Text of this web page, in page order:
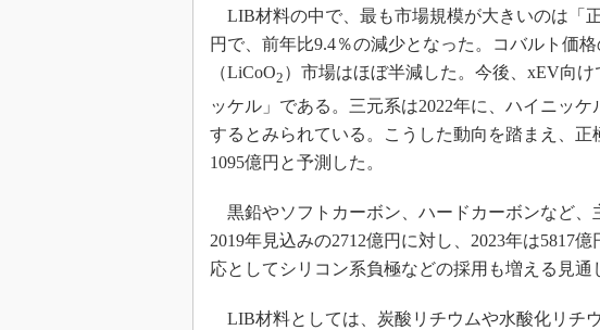
LIB材料の中で、最も市場規模が大きいのは「
円で、前年比9.4％の減少となった。コバルト価
（LiCoO2 ）市場はほぼ半減した。今後、xEV向
ッケル」である。三元系は2022年に、ハイニッ
するとみられている。こうした動向を踏まえ、正
1095億円と予測した。
黒鉛やソフトカーボン、ハードカーボンなど、
2019年見込みの2712億円に対し、2023年は5817
応としてシリコン系負極などの採用も増える見通
LIB材料としては、炭酸リチウムや水酸化リチ